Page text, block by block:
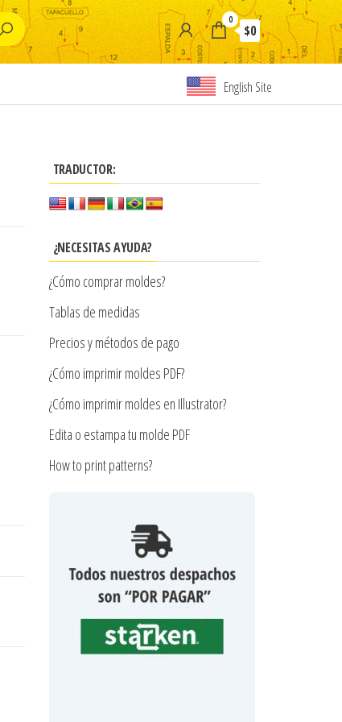
0
$0
English Site
TRADUCTOR:
¿NECESITAS AYUDA?
¿Cómo comprar moldes?
Tablas de medidas
Precios y métodos de pago
¿Cómo imprimir moldes PDF?
¿Cómo imprimir moldes en Illustrator?
Edita o estampa tu molde PDF
How to print patterns?